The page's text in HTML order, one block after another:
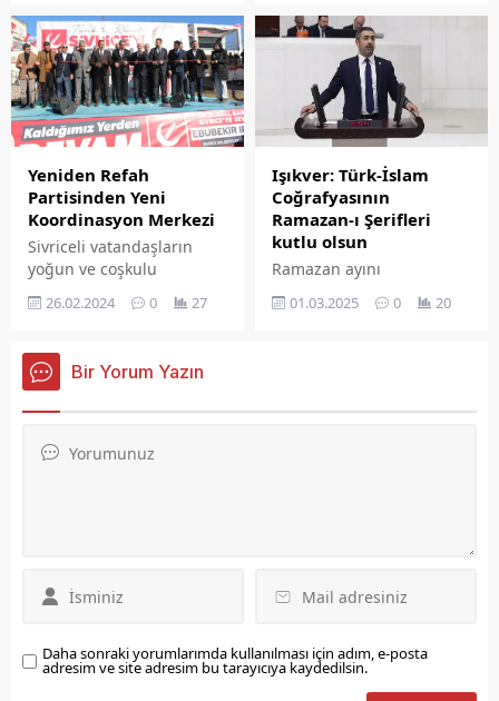
taraftarların arasında
izlerken, maç sonu ise
galibiyet primini
üstlenerek futbolculara da
jest yaptı.
Yeniden Refah
Partisinden Yeni
Koordinasyon Merkezi
Sivriceli vatandaşların
yoğun ve coşkulu
katılımları ile gerçekleşen
Seçim Koordinasyon
Irmak’ın adeta şovuna
döndü. Yeniden Refah
yapan İl Başkanı Ömer
26.02.2024 0 27
Işıkver: Türk-İslam
Coğrafyasının
Ramazan-ı Şerifleri
kutlu olsun
Ramazan ayını
karşılamanın heyecanının
yaşandığını belirten MHP
01.03.2025 0 20
Bir Yorum Yazın
Daha sonraki yorumlarımda kullanılması için adım, e-posta
adresim ve site adresim bu tarayıcıya kaydedilsin.